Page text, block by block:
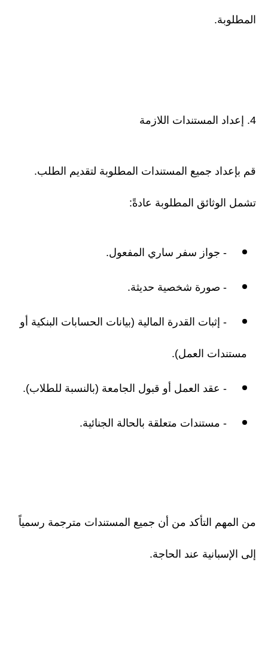
المطلوبة.
4. إعداد المستندات اللازمة
قم بإعداد جميع المستندات المطلوبة لتقديم الطلب.
تشمل الوثائق المطلوبة عادةً:
- جواز سفر ساري المفعول.
- صورة شخصية حديثة.
- إثبات القدرة المالية (بيانات الحسابات البنكية أو
مستندات العمل).
- عقد العمل أو قبول الجامعة (بالنسبة للطلاب).
- مستندات متعلقة بالحالة الجنائية.
من المهم التأكد من أن جميع المستندات مترجمة رسمياً
إلى الإسبانية عند الحاجة.